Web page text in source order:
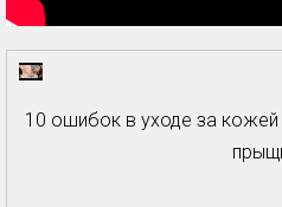
10 ошибок в уходе за